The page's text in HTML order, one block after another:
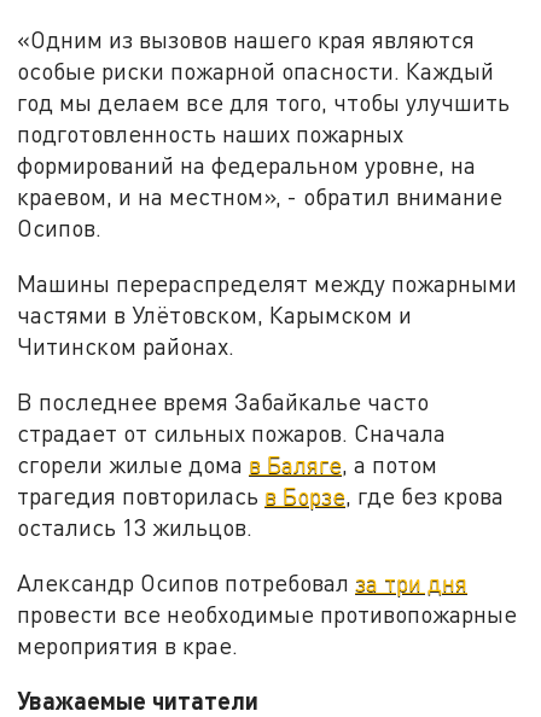
«Одним из вызовов нашего края являются
особые риски пожарной опасности. Каждый
год мы делаем все для того, чтобы улучшить
подготовленность наших пожарных
формирований на федеральном уровне, на
краевом, и на местном», - обратил внимание
Осипов.
Машины перераспределят между пожарными
частями в Улëтовском, Карымском и
Читинском районах.
В последнее время Забайкалье часто
страдает от сильных пожаров. Сначала
сгорели жилые дома в Баляге, а потом
трагедия повторилась в Борзе, где без крова
остались 13 жильцов.
Александр Осипов потребовал за три дня
провести все необходимые противопожарные
мероприятия в крае.
Уважаемые читатели